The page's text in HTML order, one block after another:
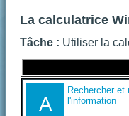
La calculatrice
Tâche : Utiliser la
A
Rechercher et
l'information